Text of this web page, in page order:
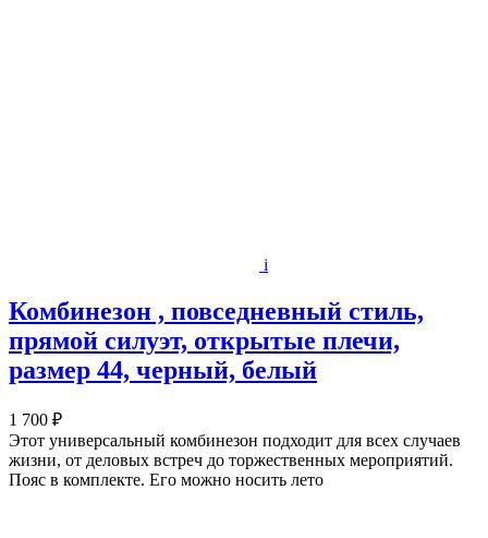
i
Комбинезон , повседневный стиль,
прямой силуэт, открытые плечи,
размер 44, черный, белый
1 700 ₽
Этот универсальный комбинезон подходит для всех случаев
жизни, от деловых встреч до торжественных мероприятий.
Пояс в комплекте. Его можно носить лето